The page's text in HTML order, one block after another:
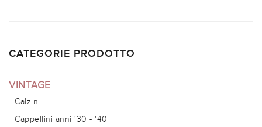
CATEGORIE PRODOTTO
VINTAGE
Calzini
Cappellini anni '30 - '40